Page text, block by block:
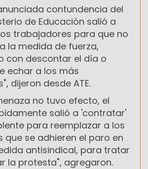
contundencia del
de Educación salió a
trabajadores para que no
la medida de fuerza,
con descontar el día o
echar a los más
dijeron desde ATE.
no tuvo efecto, el
salió a 'contratar'
para reemplazar a los
que se adhieren el paro en
antisindical, para tratar
la protesta", agregaron.